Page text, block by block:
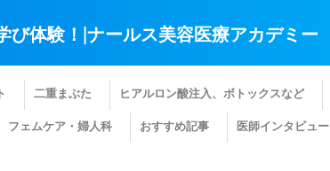
び体験！|ナールス美容医療アカデミー
二重まぶた ヒアルロン酸注入、ボトックスなど
フェムケア・婦人科 おすすめ記事 医師インタビュー